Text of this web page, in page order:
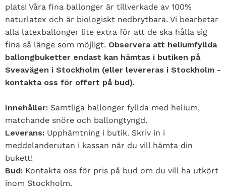
plats! Våra fina ballonger är tillverkade av 100%
naturlatex och är biologiskt nedbrytbara. Vi bearbetar
alla latexballonger lite extra för att de ska hålla sig
fina så länge som möjligt. Observera att heliumfyllda
ballongbuketter endast kan hämtas i butiken på
Sveavägen i Stockholm (eller levereras i Stockholm -
kontakta oss för offert på bud).
Innehåller: Samtliga ballonger fyllda med helium,
matchande snöre och ballongtyngd.
Leverans: Upphämtning i butik. Skriv in i
meddelanderutan i kassan när du vill hämta din
bukett!
Bud: Kontakta oss för pris på bud om du vill ha utkört
inom Stockholm.